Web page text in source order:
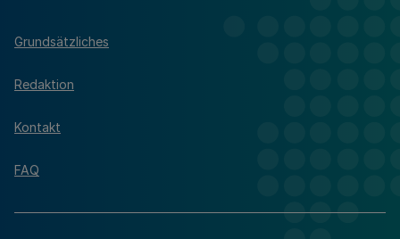
Grundsätzliches
Redaktion
Kontakt
FAQ